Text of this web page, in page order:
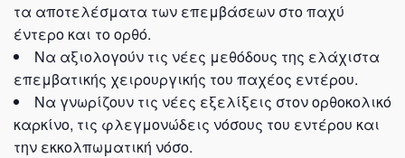
τα αποτελέσματα των επεμβάσεων στο παχύ
έντερο και το ορθό.
Να αξιολογούν τις νέες μεθόδους της ελάχιστα
επεμβατικής χειρουργικής του παχέος εντέρου.
Να γνωρίζουν τις νέες εξελίξεις στον ορθοκολικό
καρκίνο, τις φλεγμονώδεις νόσους του εντέρου και
την εκκολπωματική νόσο.